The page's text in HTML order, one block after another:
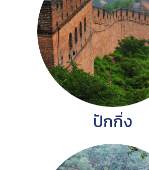
ปักกิ่ง